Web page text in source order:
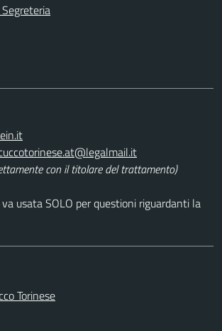
con il titolare del trattamento)
usata SOLO per questioni riguardanti la
Torinese